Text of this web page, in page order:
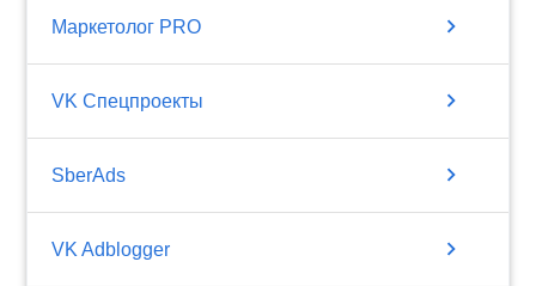
Маркетолог PRO chevron_right
VK Спецпроекты chevron_right
SberAds chevron_right
VK Adblogger chevron_right